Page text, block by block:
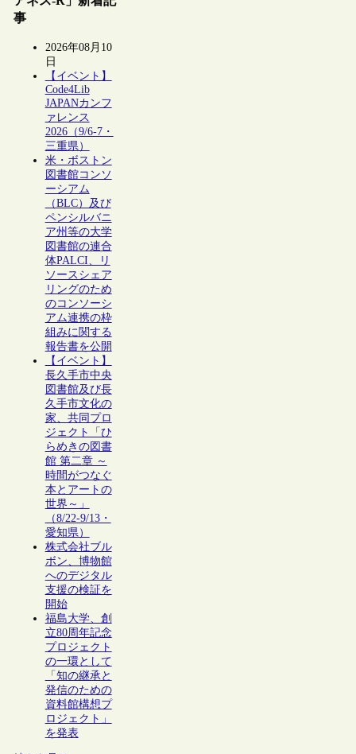
事
2026年08月10
日
【イベント】
Code4Lib
JAPANカンフ
ァレンス
2026（9/6-7・
三重県）
米・ボストン
図書館コンソ
ーシアム
（BLC）及び
ペンシルバニ
ア州等の大学
図書館の連合
体PALCI、リ
ソースシェア
リングのため
のコンソーシ
アム連携の枠
組みに関する
報告書を公開
【イベント】
長久手市中央
図書館及び長
久手市文化の
家、共同プロ
ジェクト「ひ
らめきの図書
館 第二章 ～
時間がつなぐ
本とアートの
世界～」
（8/22-9/13・
愛知県）
株式会社ブル
ボン、博物館
へのデジタル
支援の検証を
開始
福島大学、創
立80周年記念
プロジェクト
の一環として
「知の継承と
発信のための
資料館構想プ
ロジェクト」
を発表